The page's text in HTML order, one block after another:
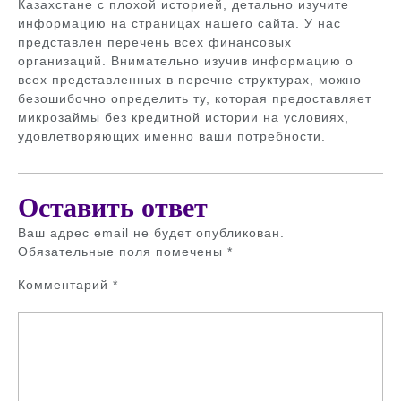
Казахстане с плохой историей, детально изучите
информацию на страницах нашего сайта. У нас
представлен перечень всех финансовых
организаций. Внимательно изучив информацию о
всех представленных в перечне структурах, можно
безошибочно определить ту, которая предоставляет
микрозаймы без кредитной истории на условиях,
удовлетворяющих именно ваши потребности.
Оставить ответ
Ваш адрес email не будет опубликован.
Обязательные поля помечены *
Комментарий *